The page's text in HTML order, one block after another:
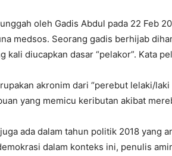
oleh Gadis Abdul pada 22 Feb
medsos. Seorang gadis berhijab
kali diucapkan dasar “pelakor”. Kata
akronim dari “perebut lelaki/
yang memicu keributan akibat
ada dalam tahun politik 2018 yang
dalam konteks ini, penulis